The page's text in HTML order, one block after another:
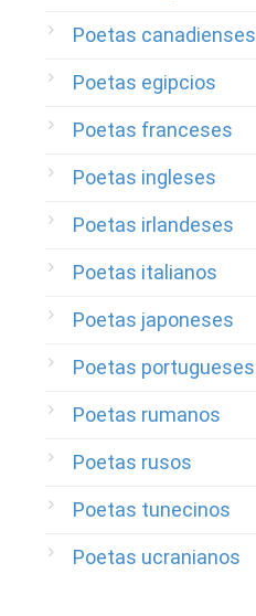
Poetas canadienses
Poetas egipcios
Poetas franceses
Poetas ingleses
Poetas irlandeses
Poetas italianos
Poetas japoneses
Poetas portugueses
Poetas rumanos
Poetas rusos
Poetas tunecinos
Poetas ucranianos